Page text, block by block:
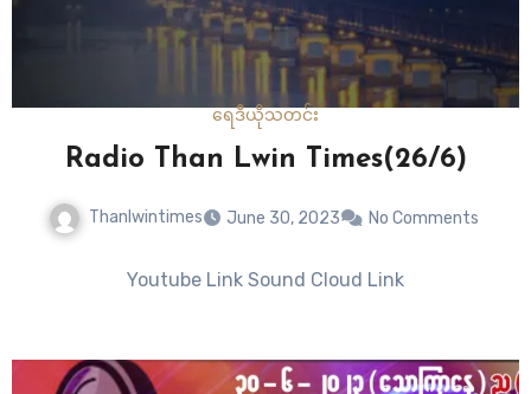
ရေဒီယိုသတင်း
Radio Than Lwin Times(26/6)
Thanlwintimes June 30, 2023 No Comments
Youtube Link Sound Cloud Link